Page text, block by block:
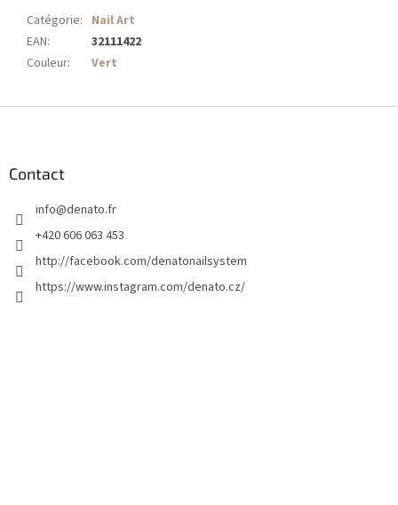
Catégorie: Nail Art
EAN:
32111422
Couleur: Vert
Contact
info@denato.fr
+420 606 063 453
http://facebook.com/denatonailsystem
https://www.instagram.com/denato.cz/